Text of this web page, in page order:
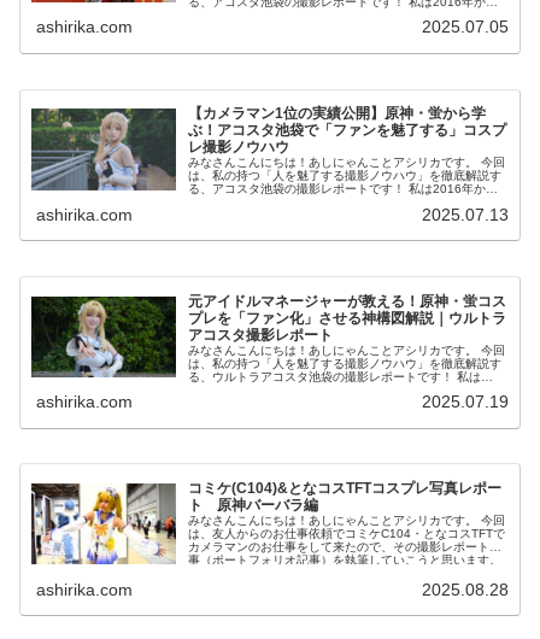
ashirika.com 2025.07.05
【カメラマン1位の実績公開】原神・蛍から学
ぶ！アコスタ池袋で「ファンを魅了する」コスプ
レ撮影ノウハウ
みなさんこんにちは！あしにゃんことアシリカです。 今回
は、私の持つ「人を魅了する撮影ノウハウ」を徹底解説す
る、アコスタ池袋の撮影レポートです！ 私は2016年から
ashirika.com 2025.07.13
元アイドルマネージャーが教える！原神・蛍コス
プレを「ファン化」させる神構図解説｜ウルトラ
アコスタ撮影レポート
みなさんこんにちは！あしにゃんことアシリカです。 今回
は、私の持つ「人を魅了する撮影ノウハウ」を徹底解説す
る、ウルトラアコスタ池袋の撮影レポートです！ 私は
ashirika.com 2025.07.19
コミケ(C104)&となコスTFTコスプレ写真レポー
ト 原神バーバラ編
みなさんこんにちは！あしにゃんことアシリカです。 今回
は、友人からのお仕事依頼でコミケC104・となコスTFTで
カメラマンのお仕事をして来たので、その撮影レポート記
事（ポートフォリオ記事）を執筆していこうと思います。
ashirika.com 2025.08.28